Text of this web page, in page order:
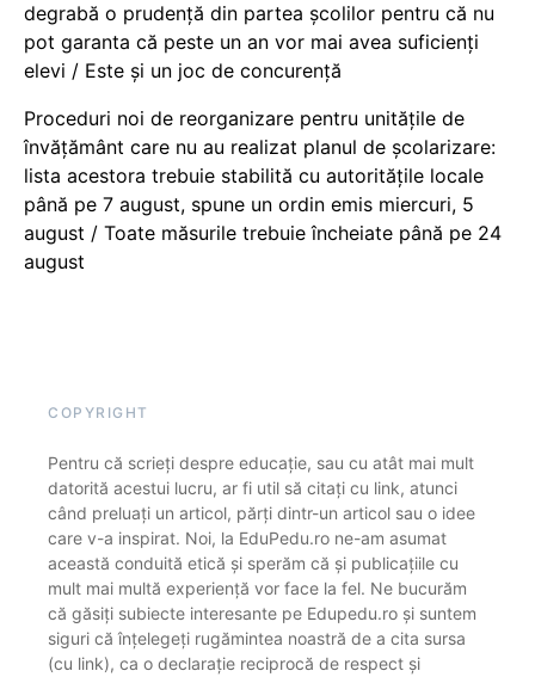
degrabă o prudență din partea școlilor pentru că nu
pot garanta că peste un an vor mai avea suficienți
elevi / Este și un joc de concurență
Proceduri noi de reorganizare pentru unitățile de
învățământ care nu au realizat planul de școlarizare:
lista acestora trebuie stabilită cu autoritățile locale
până pe 7 august, spune un ordin emis miercuri, 5
august / Toate măsurile trebuie încheiate până pe 24
august
COPYRIGHT
Pentru că scrieți despre educație, sau cu atât mai mult
datorită acestui lucru, ar fi util să citați cu link, atunci
când preluați un articol, părți dintr-un articol sau o idee
care v-a inspirat. Noi, la EduPedu.ro ne-am asumat
această conduită etică și sperăm că și publicațiile cu
mult mai multă experiență vor face la fel. Ne bucurăm
că găsiți subiecte interesante pe Edupedu.ro și suntem
siguri că înțelegeți rugămintea noastră de a cita sursa
(cu link), ca o declarație reciprocă de respect și